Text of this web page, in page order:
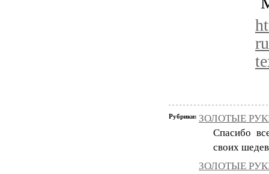
Рубрики: ЗОЛОТЫЕ
Спасибо
своих
ЗОЛОТЫЕ